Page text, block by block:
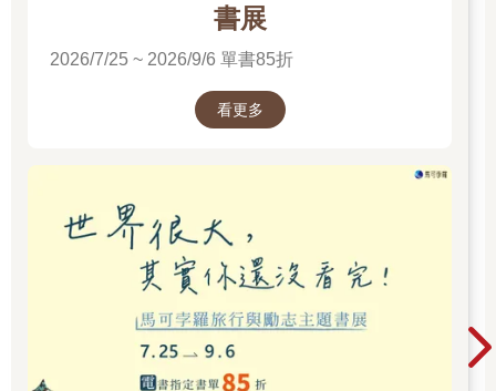
首先從生物學的觀點來看，父親與母子會共同生活並共同養
育兒女的物種，只占了哺乳類全體的百分之三左右。而且，父親
角色。且大部分的物種，是在母親每次發情期時就會更換伴侶
的，這個時候，與前伴侶所生的孩子通常都會被趕出去。
連被認為是與人類最相近的黑猩猩，父親也是不參與養育兒女工
作的。母親和孩子自成一個集團生活，而公猩猩則只和其他公猩
猩另組一個集團生活。只有在發情期，公猩猩才會對母猩猩表示
關心，對幼猩猩則並不關心。
在這層意義來看，在家庭中與妻子生活並且一起養兒育女這
而這種人類特別進化的父性機能，是到了農耕、畜牧生活時
期開始後才被強化的。因為像俾格米人（Pygmies）那樣的狩獵
採集民族，父親並不太參與撫育孩子，只會遠遠地看著母子，比
書展
2026/7/25 ~ 2026/9/6 單書85折
看更多